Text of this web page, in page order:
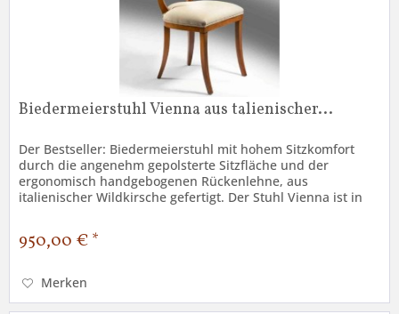
Biedermeierstuhl Vienna aus talienischer...
Der Bestseller: Biedermeierstuhl mit hohem Sitzkomfort
durch die angenehm gepolsterte Sitzfläche und der
ergonomisch handgebogenen Rückenlehne, aus
italienischer Wildkirsche gefertigt. Der Stuhl Vienna ist in
950,00 € *
Merken